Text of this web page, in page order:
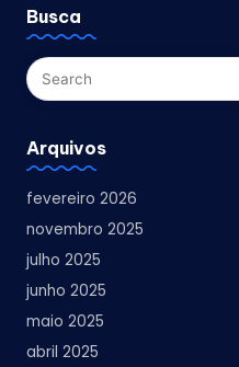
Busca
Arquivos
fevereiro 2026
novembro 2025
julho 2025
junho 2025
maio 2025
abril 2025